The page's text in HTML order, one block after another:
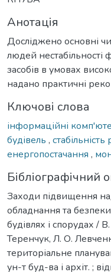
Анотація
Досліджено основні
людей нестабільності
засобів в умовах
надано практичні
Ключові слова
інформаційні
будівель ,
енергопостачання ,
Бібліографічний
Заходи підвищення
обладнання та
будівлях і спорудах /
Теренчук, Л. О.
територіальне
ун-т буд-ва і архіт. ;